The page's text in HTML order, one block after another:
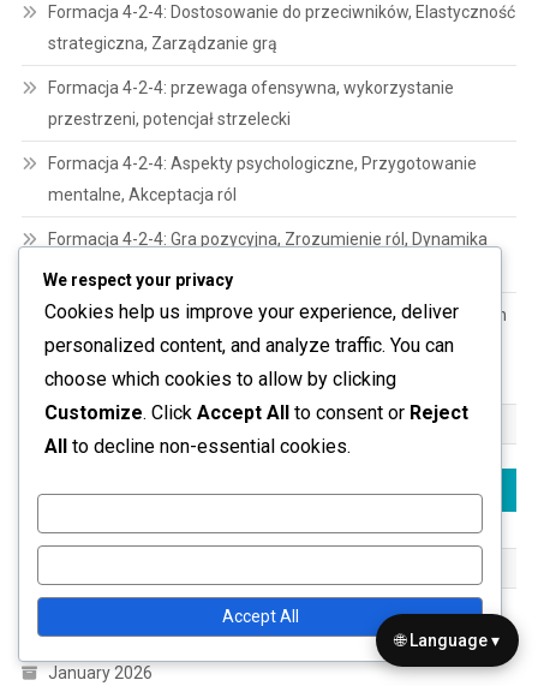
Formacja 4-2-4: Dostosowanie do przeciwników, Elastyczność
strategiczna, Zarządzanie grą
Formacja 4-2-4: przewaga ofensywna, wykorzystanie
przestrzeni, potencjał strzelecki
Formacja 4-2-4: Aspekty psychologiczne, Przygotowanie
mentalne, Akceptacja ról
Formacja 4-2-4: Gra pozycyjna, Zrozumienie ról, Dynamika
pracy zespołowej
Strategie formacji 4-2-4: Gra w budowie, Organizacja stałych
fragmentów, Dostosowania taktyczne
SZUKAJ
January 2026
We respect your privacy
Cookies help us improve your experience, deliver
personalized content, and analyze traffic. You can
choose which cookies to allow by clicking
Customize. Click Accept All to consent or Reject
All to decline non-essential cookies.
Accept All
🌐 Language ▾